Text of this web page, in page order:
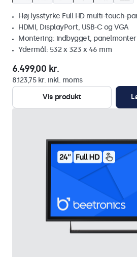
Høj lysstyrke Full HD multi-touch-
HDMI, DisplayPort, USB-C og VGA
Montering: indbygget,
Ydermål: 532 x 323 x 46 mm
6.499,00 kr.
8.123,75 kr. inkl. moms
Vis produkt